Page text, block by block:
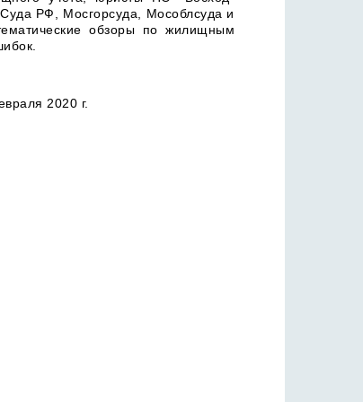
РФ, Мосгорсуда, Мособлсуда и
обзоры по жилищным
2020 г.